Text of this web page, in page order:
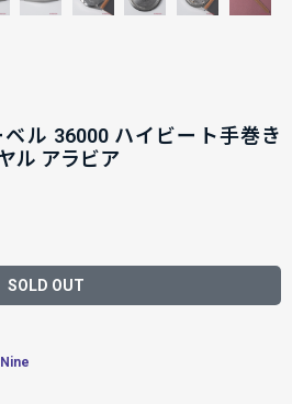
ル 36000 ハイビート手巻き
ル アラビア
SOLD OUT